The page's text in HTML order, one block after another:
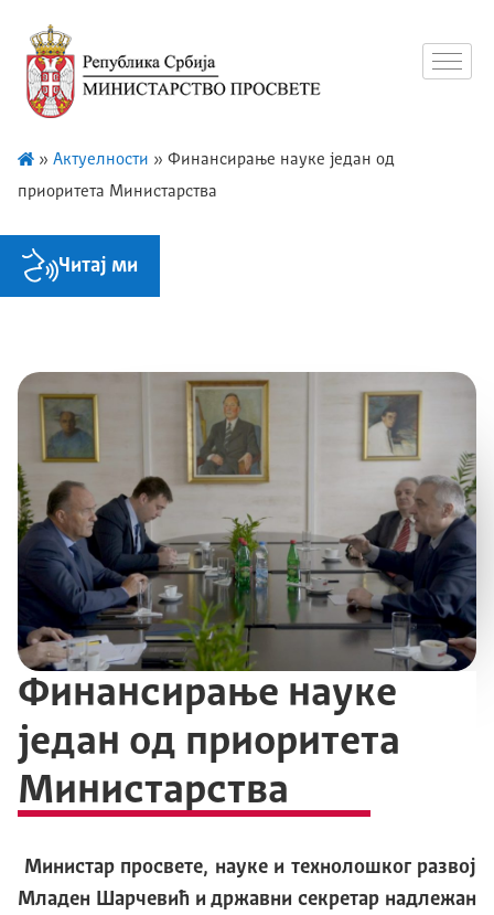
» Актуелности » Финансирање науке један од
приоритета Министарства
Читај ми
Финансирање науке
један од приоритета
Министарства
Министар просвете, науке и технолошког развој
Младен Шарчевић и државни секретар надлежан